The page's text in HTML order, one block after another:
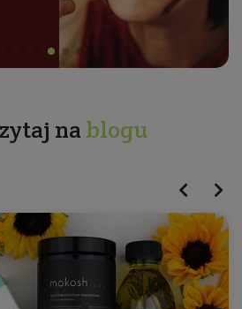
na blogu